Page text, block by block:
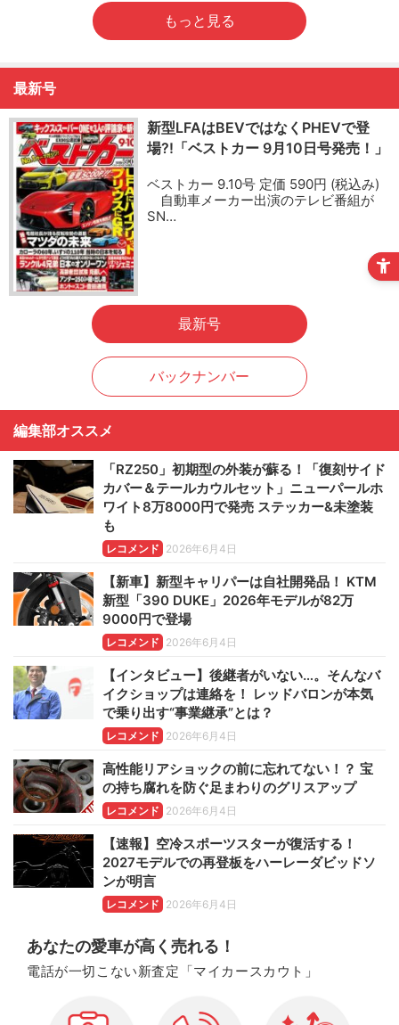
もっと見る
最新号
新型LFAはBEVではなくPHEVで登
場?!「ベストカー 9月10日号発売！」
ベストカー 9.10号 定価 590円 (税込み)
自動車メーカー出演のテレビ番組が
SN…
最新号
バックナンバー
編集部オススメ
「RZ250」初期型の外装が蘇る！「復刻サイド
カバー＆テールカウルセット」ニューパールホ
ワイト8万8000円で発売 ステッカー&未塗装
も
レコメンド 2026年6月4日
【新車】新型キャリパーは自社開発品！ KTM
新型「390 DUKE」2026年モデルが82万
9000円で登場
レコメンド 2026年6月4日
【インタビュー】後継者がいない…。そんなバ
イクショップは連絡を！ レッドバロンが本気
で乗り出す“事業継承”とは？
レコメンド 2026年6月4日
高性能リアショックの前に忘れてない！？ 宝
の持ち腐れを防ぐ足まわりのグリスアップ
レコメンド 2026年6月4日
【速報】空冷スポーツスターが復活する！
2027モデルでの再登板をハーレーダビッドソ
ンが明言
レコメンド 2026年6月4日
あなたの愛車が高く売れる！
電話が一切こない新査定「マイカースカウト」